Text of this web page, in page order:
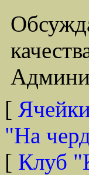
[
"На
[ Клуб